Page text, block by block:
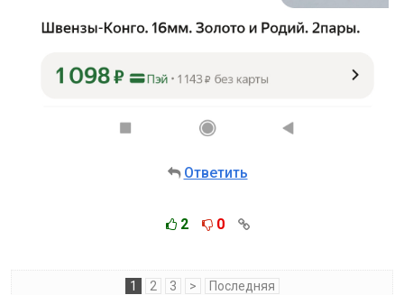
Ответить
2 0
1 2 3 > Последняя